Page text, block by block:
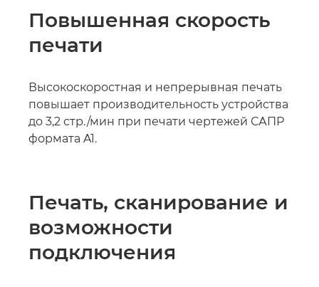
Повышенная скорость
печати
Высокоскоростная и непрерывная печать
повышает производительность устройства
до 3,2 стр./мин при печати чертежей САПР
формата A1.
Печать, сканирование и
возможности
подключения